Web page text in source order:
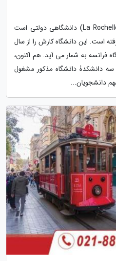
دانشگاه لا روشل (La Rochelle Université) دانشگاهی دولتی است
است. این دانشگاه کارش را از سال
فرانسه به شمار می آید. هم اکنون،
در سه دانشکدۀ دانشگاه مذکور مشغول
دانشجویان...